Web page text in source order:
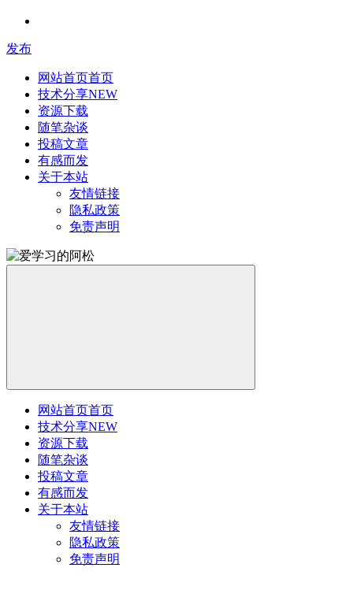
发布
网站首页首页
技术分享NEW
资源下载
随笔杂谈
投稿文章
有感而发
关于本站
友情链接
隐私政策
免责声明
网站首页首页
技术分享NEW
资源下载
随笔杂谈
投稿文章
有感而发
关于本站
友情链接
隐私政策
免责声明